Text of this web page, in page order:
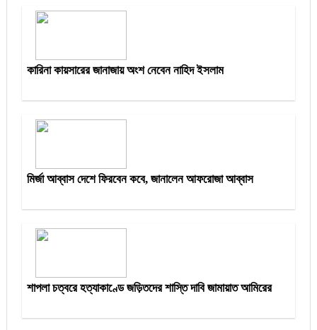
কারিনা কায়সারের জানাজায় অংশ নেবেন নাহিদ ইসলাম
মির্জা আব্বাস দেশে ফিরবেন কবে, জানালেন আফরোজা আব্বাস
শাপলা চত্বরে হত্যাকাণ্ডে জড়িতদের শাস্তি দাবি জামায়াত আমিরের